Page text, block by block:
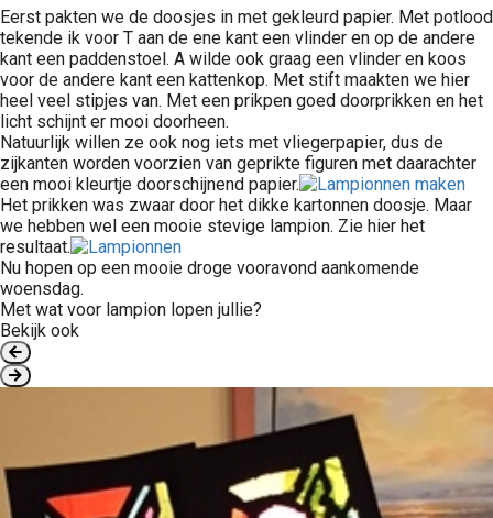
Eerst pakten we de doosjes in met gekleurd papier. Met potlood
tekende ik voor T aan de ene kant een vlinder en op de andere
kant een paddenstoel. A wilde ook graag een vlinder en koos
voor de andere kant een kattenkop. Met stift maakten we hier
heel veel stipjes van. Met een prikpen goed doorprikken en het
licht schijnt er mooi doorheen.
Natuurlijk willen ze ook nog iets met vliegerpapier, dus de
zijkanten worden voorzien van geprikte figuren met daarachter
een mooi kleurtje doorschijnend papier.
Het prikken was zwaar door het dikke kartonnen doosje. Maar
we hebben wel een mooie stevige lampion. Zie hier het
resultaat.
Nu hopen op een mooie droge vooravond aankomende
woensdag.
Met wat voor lampion lopen jullie?
Bekijk ook